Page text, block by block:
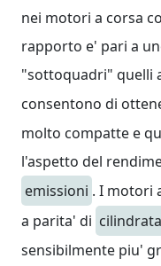
nei motori a corsa
rapporto e' pari a
"sottoquadri" quelli
consentono di
molto compatte e
l'aspetto del
emissioni . I motori
a parita' di cilindrata
sensibilmente piu'